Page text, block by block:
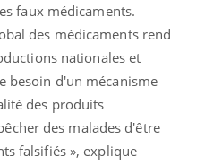
faux médicaments.
des médicaments rend
nationales et
besoin d'un mécanisme
des produits
des malades d'être
falsifiés », explique